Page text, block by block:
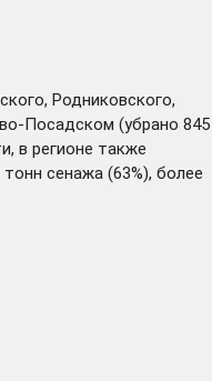
Родниковского,
Посадском (убрано 845
в регионе также
сенажа (63%), более